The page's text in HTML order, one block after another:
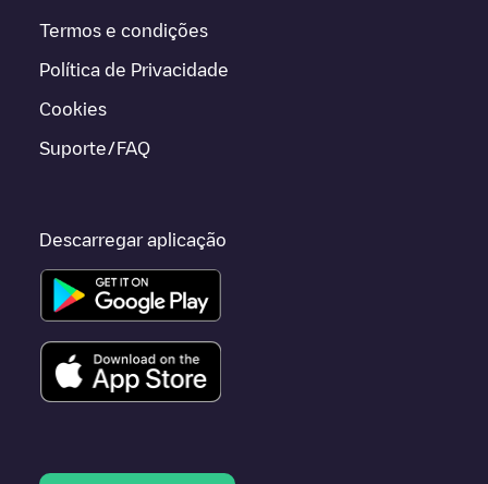
Termos e condições
Política de Privacidade
Cookies
Suporte/FAQ
Descarregar aplicação